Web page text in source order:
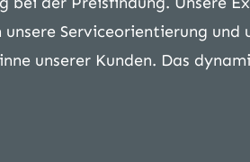
Serviceorientierung
unserer Kunden. Das